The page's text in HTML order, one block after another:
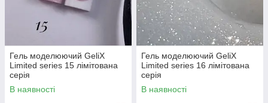
Гель моделюючий GeliX
Limited series 15 лімітована
серія
В наявності
Гель моделюючий GeliX
Limited series 16 лімітована
серія
В наявності